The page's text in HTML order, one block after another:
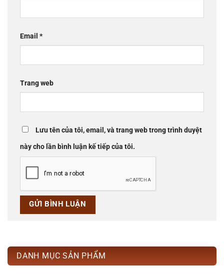
Email *
Trang web
Lưu tên của tôi, email, và trang web trong trình duyệt
này cho lần bình luận kế tiếp của tôi.
DANH MỤC SẢN PHẨM